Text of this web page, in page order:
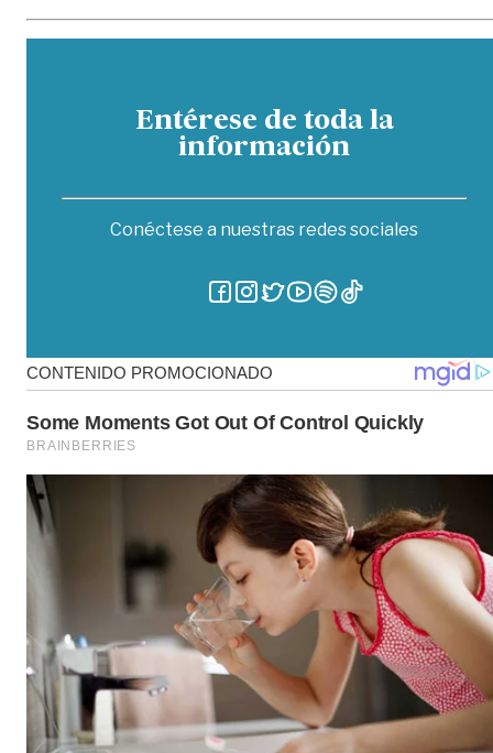
Entérese de toda la
información
Conéctese a nuestras redes sociales